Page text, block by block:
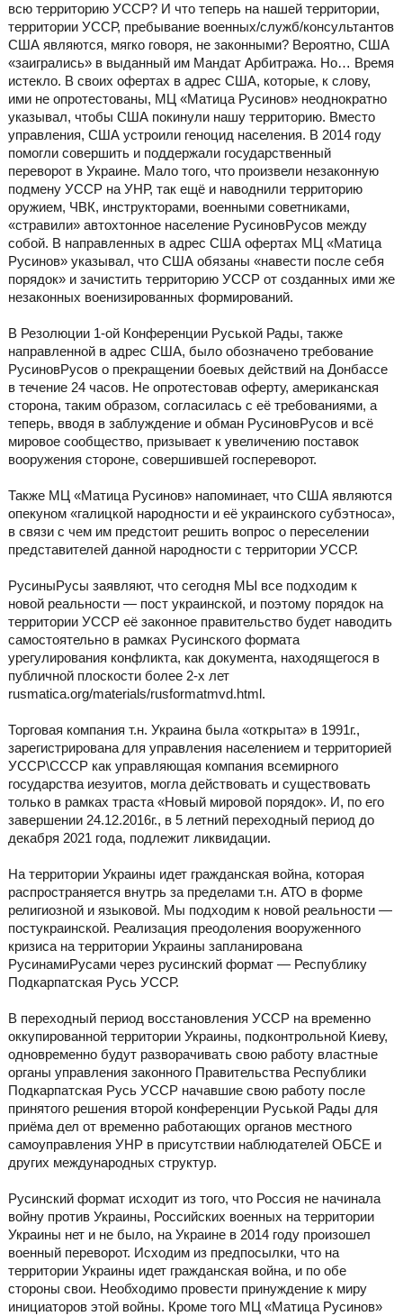
всю территорию УССР? И что теперь на нашей территории,
территории УССР, пребывание военных/служб/консультантов
США являются, мягко говоря, не законными? Вероятно, США
«заигрались» в выданный им Мандат Арбитража. Но… Время
истекло. В своих офертах в адрес США, которые, к слову,
ими не опротестованы, МЦ «Матица Русинов» неоднократно
указывал, чтобы США покинули нашу территорию. Вместо
управления, США устроили геноцид населения. В 2014 году
помогли совершить и поддержали государственный
переворот в Украине. Мало того, что произвели незаконную
подмену УССР на УНР, так ещё и наводнили территорию
оружием, ЧВК, инструкторами, военными советниками,
«стравили» автохтонное население РусиновРусов между
собой. В направленных в адрес США офертах МЦ «Матица
Русинов» указывал, что США обязаны «навести после себя
порядок» и зачистить территорию УССР от созданных ими же
незаконных военизированных формирований.
В Резолюции 1-ой Конференции Руськой Рады, также
направленной в адрес США, было обозначено требование
РусиновРусов о прекращении боевых действий на Донбассе
в течение 24 часов. Не опротестовав оферту, американская
сторона, таким образом, согласилась с её требованиями, а
теперь, вводя в заблуждение и обман РусиновРусов и всё
мировое сообщество, призывает к увеличению поставок
вооружения стороне, совершившей госпереворот.
Также МЦ «Матица Русинов» напоминает, что США являются
опекуном «галицкой народности и её украинского субэтноса»,
в связи с чем им предстоит решить вопрос о переселении
представителей данной народности с территории УССР.
РусиныРусы заявляют, что сегодня МЫ все подходим к
новой реальности — пост украинской, и поэтому порядок на
территории УССР её законное правительство будет наводить
самостоятельно в рамках Русинского формата
урегулирования конфликта, как документа, находящегося в
публичной плоскости более 2-х лет
rusmatica.org/materials/rusformatmvd.html.
Торговая компания т.н. Украина была «открыта» в 1991г.,
зарегистрирована для управления населением и территорией
УССР\СССР как управляющая компания всемирного
государства иезуитов, могла действовать и существовать
только в рамках траста «Новый мировой порядок». И, по его
завершении 24.12.2016г., в 5 летний переходный период до
декабря 2021 года, подлежит ликвидации.
На территории Украины идет гражданская война, которая
распространяется внутрь за пределами т.н. АТО в форме
религиозной и языковой. Мы подходим к новой реальности —
постукраинской. Реализация преодоления вооруженного
кризиса на территории Украины запланирована
РусинамиРусами через русинский формат — Республику
Подкарпатская Русь УССР.
В переходный период восстановления УССР на временно
оккупированной территории Украины, подконтрольной Киеву,
одновременно будут разворачивать свою работу властные
органы управления законного Правительства Республики
Подкарпатская Русь УССР начавшие свою работу после
принятого решения второй конференции Руськой Рады для
приёма дел от временно работающих органов местного
самоуправления УНР в присутствии наблюдателей ОБСЕ и
других международных структур.
Русинский формат исходит из того, что Россия не начинала
войну против Украины, Российских военных на территории
Украины нет и не было, на Украине в 2014 году произошел
военный переворот. Исходим из предпосылки, что на
территории Украины идет гражданская война, и по обе
стороны свои. Необходимо провести принуждение к миру
инициаторов этой войны. Кроме того МЦ «Матица Русинов»